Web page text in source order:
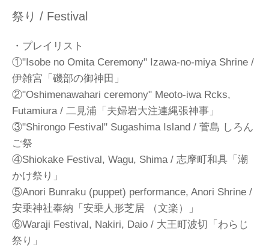
祭り / Festival
・プレイリスト
①"Isobe no Omita Ceremony" Izawa-no-miya Shrine /
伊雑宮「磯部の御神田」
②"Oshimenawahari ceremony" Meoto-iwa Rcks,
Futamiura / 二見浦「夫婦岩大注連縄張神事」
③"Shirongo Festival" Sugashima Island / 菅島 しろん
ご祭
④Shiokake Festival, Wagu, Shima / 志摩町和具「潮
かけ祭り」
⑤Anori Bunraku (puppet) performance, Anori Shrine /
安乗神社奉納「安乗人形芝居 （文楽）」
⑥Waraji Festival, Nakiri, Daio / 大王町波切「わらじ
祭り」